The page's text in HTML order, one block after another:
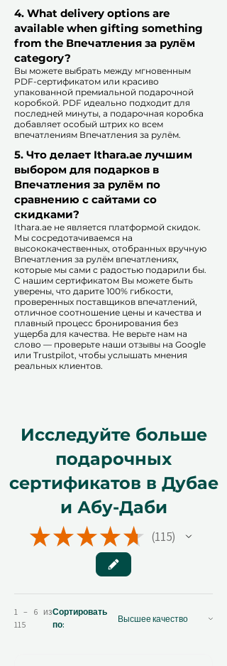
4. What delivery options are
available when gifting something
from the Впечатления за рулём
category?
Вы можете выбрать между мгновенным
PDF-сертификатом или красиво
упакованной премиальной подарочной
коробкой. PDF идеально подходит для
последней минуты, а подарочная коробка
добавляет особый штрих ко всем
впечатлениям Впечатления за рулём.​
5. Что делает Ithara.ae лучшим
выбором для подарков в
Впечатления за рулём по
сравнению с сайтами со
скидками?​
​​Ithara.ae не является платформой скидок.
Мы сосредотачиваемся на
высококачественных, отобранных вручную
Впечатления за рулём впечатлениях,
которые мы сами с радостью подарили бы.
С нашим сертификатом Вы можете быть
уверены, что дарите 100% гибкости,
проверенных поставщиков впечатлений,
отличное соотношение цены и качества и
плавный процесс бронирования без
ущерба для качества. Не верьте нам на
слово — проверьте наши отзывы на Google
или Trustpilot, чтобы услышать мнения
реальных клиентов.
Исследуйте больше
подарочных
сертификатов в Дубае
и Абу-Даби
★★★★★ 115
115
1 – 6 из
115
Сортировать
по: